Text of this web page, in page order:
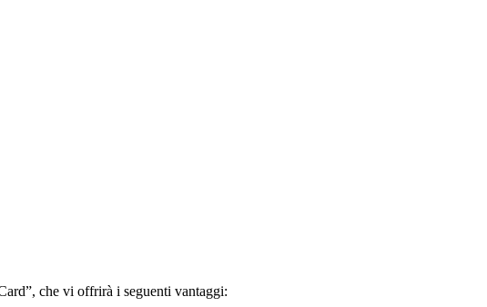
che vi offrirà i seguenti vantaggi: